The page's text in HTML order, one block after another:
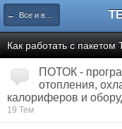
← Все и всё о пакете TEPLOOV
Как работать с пакетом
ПОТОК -
отопления,
калориферов и
19 Тем